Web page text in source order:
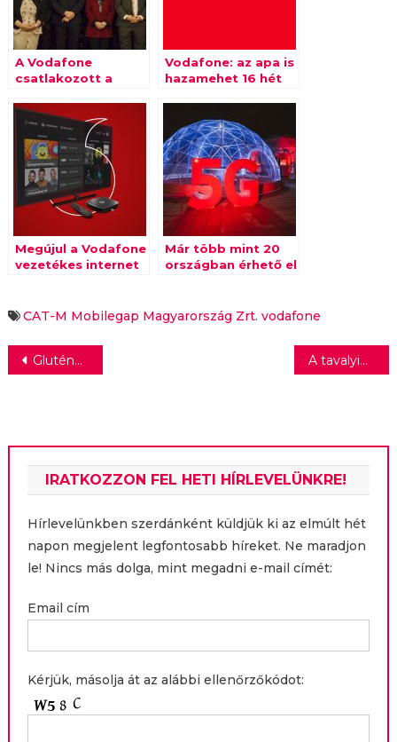
A Vodafone
csatlakozott a
Internet
Programhoz
Vodafone: az apa is
hazamehet 16 hét
Megújul a Vodafone
vezetékes internet
Már több mint 20
országban érhető el
szolgáltatása
CAT-M Mobilegap Magyarország Zrt. vodafone
Bejegyzés
Gluténmentes extrudált kenyeret hívott vissza az Abonett A tavalyinál is gazdagabb programot ígér az idei Art Market Budapest és a 360 Design Budapest
IRATKOZZON FEL HETI HÍRLEVELÜNKRE!
Hírlevelünkben szerdánként küldjük ki az elmúlt hét
napon megjelent legfontosabb híreket. Ne maradjon
le! Nincs más dolga, mint megadni e-mail címét:
Email cím
Kérjük, másolja át az alábbi ellenőrzőkódot: